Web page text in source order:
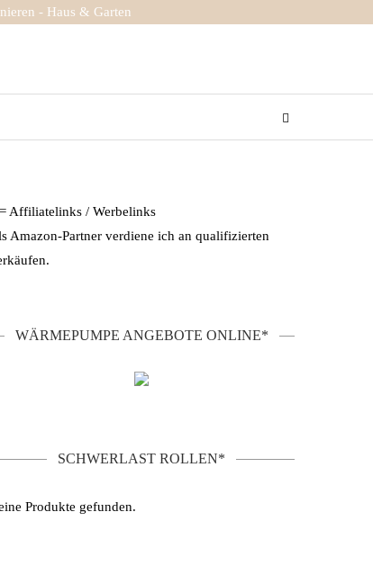
- Haus & Garten
Affiliatelinks / Werbelinks
Amazon-Partner verdiene ich an qualifizierten
WÄRMEPUMPE ANGEBOTE ONLINE*
SCHWERLAST ROLLEN*
Produkte gefunden.